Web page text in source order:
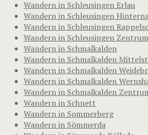
Wandern in Schleusingen Erlau
Wandern in Schleusingen
Wandern in Schleusingen
Wandern in Schleusingen Zentrum
Wandern in Schmalkalden
Wandern in Schmalkalden
Wandern in Schmalkalden
Wandern in Schmalkalden
Wandern in Schmalkalden
Wandern in Schnett
Wandern in Sommerberg
Wandern in Sömmerda